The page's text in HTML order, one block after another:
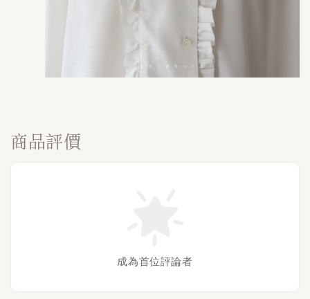
商品評價
成為首位評論者